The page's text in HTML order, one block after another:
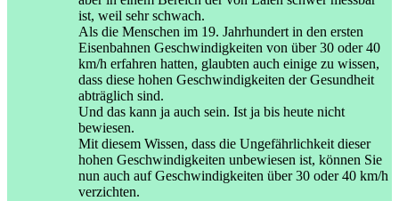
ist, weil sehr schwach.
Als die Menschen im 19. Jahrhundert in den ersten
Eisenbahnen Geschwindigkeiten von über 30 oder 40
km/h erfahren hatten, glaubten auch einige zu wissen,
dass diese hohen Geschwindigkeiten der Gesundheit
abträglich sind.
Und das kann ja auch sein. Ist ja bis heute nicht
bewiesen.
Mit diesem Wissen, dass die Ungefährlichkeit dieser
hohen Geschwindigkeiten unbewiesen ist, können Sie
nun auch auf Geschwindigkeiten über 30 oder 40 km/h
verzichten.